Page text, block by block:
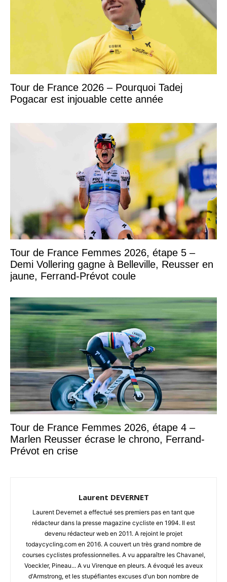
Tour de France 2026 – Pourquoi Tadej
Pogacar est injouable cette année
Tour de France Femmes 2026, étape 5 –
Demi Vollering gagne à Belleville, Reusser en
jaune, Ferrand-Prévot coule
Tour de France Femmes 2026, étape 4 –
Marlen Reusser écrase le chrono, Ferrand-
Prévot en crise
Laurent DEVERNET
Laurent Devernet a effectué ses premiers pas en tant que
rédacteur dans la presse magazine cycliste en 1994. Il est
devenu rédacteur web en 2011. A rejoint le projet
todaycycling.com en 2016. A couvert un très grand nombre de
courses cyclistes professionnelles. A vu apparaître les Chavanel,
Voeckler, Pineau... A vu Virenque en pleurs. A évoqué les aveux
d'Armstrong, et les stupéfiantes excuses d'un bon nombre de